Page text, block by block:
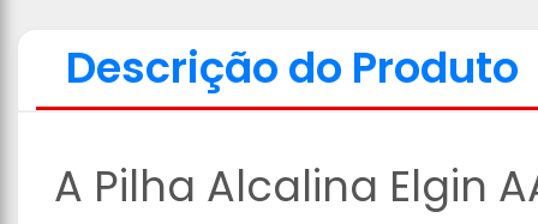
Descrição do Produto
A Pilha Alcalina Elgin